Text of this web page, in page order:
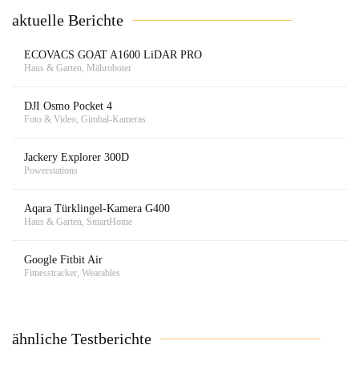
aktuelle Berichte
ECOVACS GOAT A1600 LiDAR PRO
Haus & Garten, Mähroboter
DJI Osmo Pocket 4
Foto & Video, Gimbal-Kameras
Jackery Explorer 300D
Powerstations
Aqara Türklingel-Kamera G400
Haus & Garten, SmartHome
Google Fitbit Air
Fitnesstracker, Wearables
ähnliche Testberichte